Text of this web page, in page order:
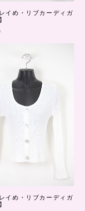
イめ・リブカーディガ
イめ・リブカーディガ